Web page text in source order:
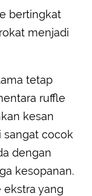
bertingkat
menjadi
tetap
ruffle
kesan
sangat cocok
dengan
kesopanan.
yang